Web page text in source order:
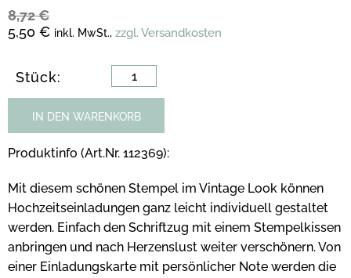
8,72 €
5,50 € inkl. MwSt., zzgl. Versandkosten
Stück:
IN DEN WARENKORB
Produktinfo (Art.Nr. 112369):
Mit diesem schönen Stempel im Vintage Look können
Hochzeitseinladungen ganz leicht individuell gestaltet
werden. Einfach den Schriftzug mit einem Stempelkissen
anbringen und nach Herzenslust weiter verschönern. Von
einer Einladungskarte mit persönlicher Note werden die